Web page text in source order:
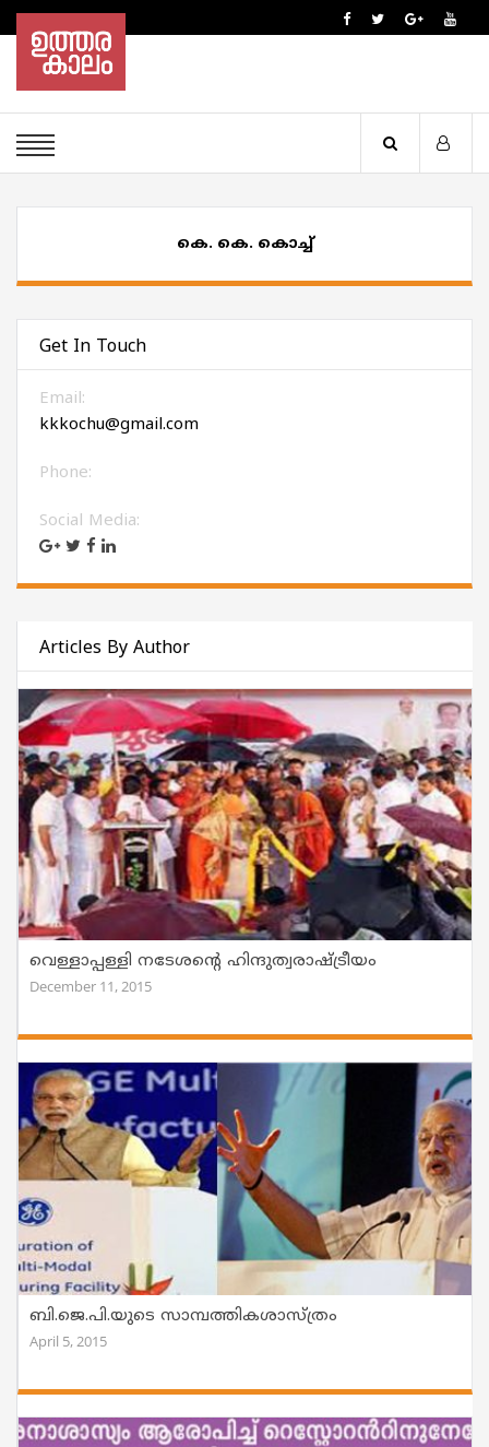
കെ. കെ. കൊച്ച്
Get In Touch
Email:
kkkochu@gmail.com
Phone:
Social Media:
Articles By Author
വെള്ളാപ്പള്ളി നടേശന്‍റെ ഹിന്ദുത്വരാഷ്ട്രീയം
December 11, 2015
ബി.ജെ.പി.യുടെ സാമ്പത്തികശാസ്ത്രം
April 5, 2015